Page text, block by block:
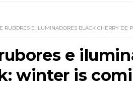
RUBORES E ILUMINADORES BLACK CHERRY DE
e
winter is